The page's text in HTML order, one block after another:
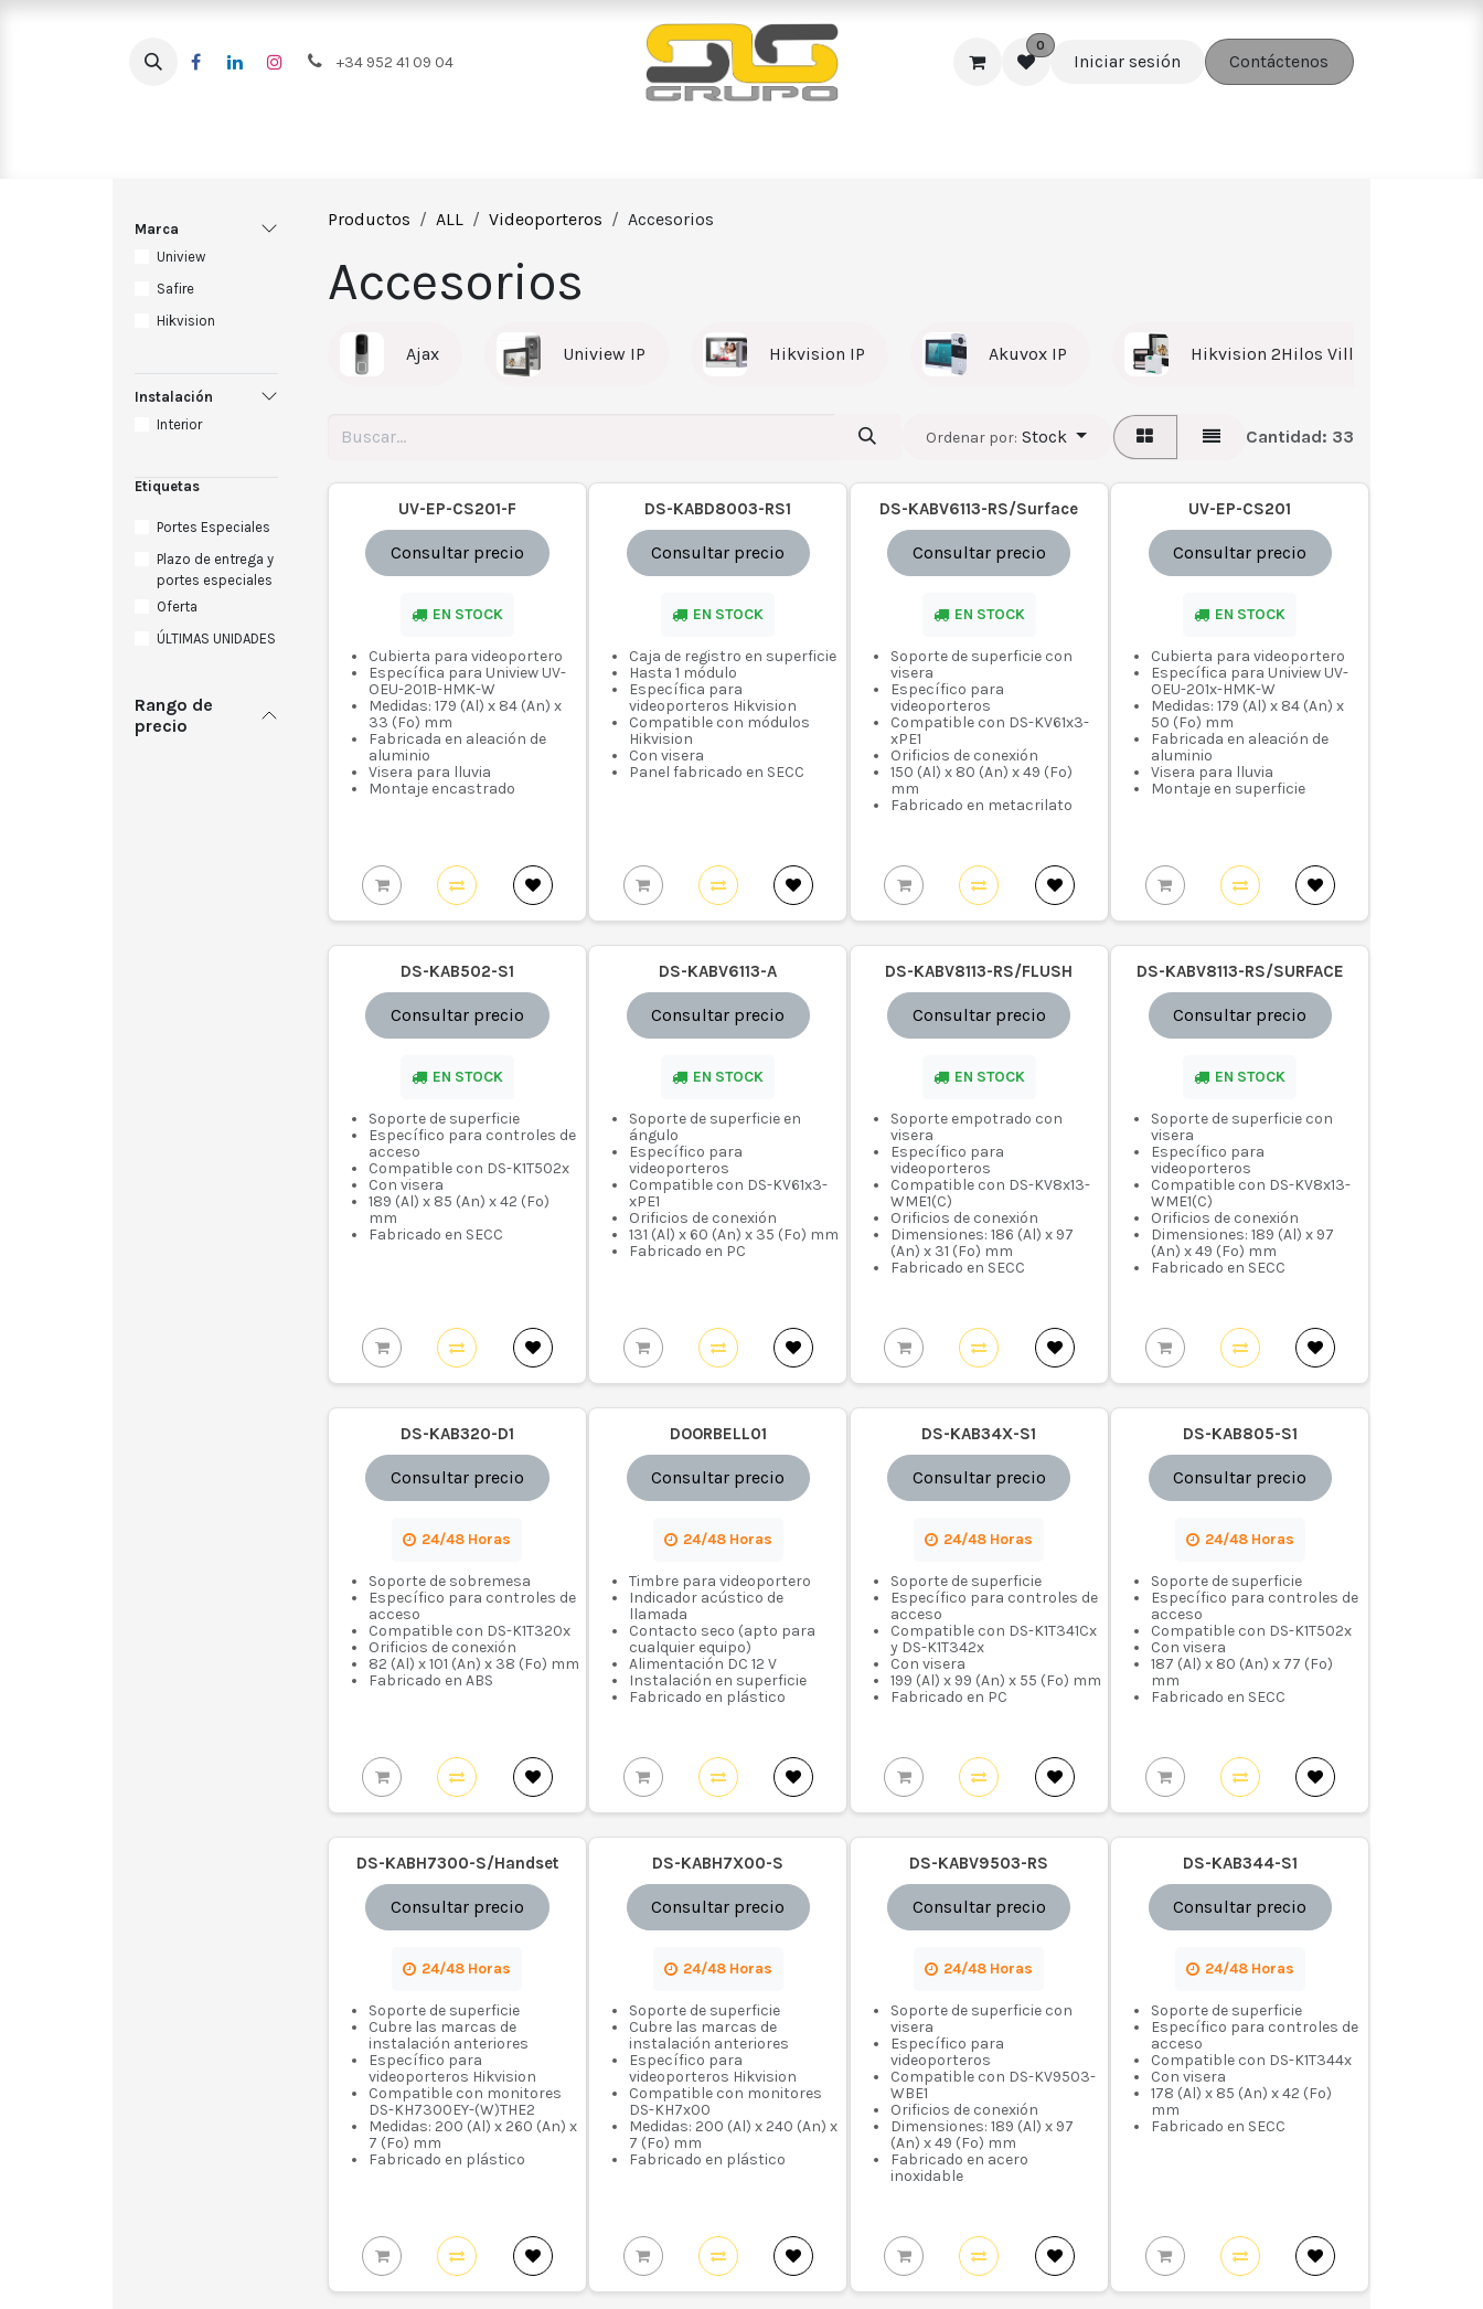
+34 952 41 09 04
0
Iniciar sesión Contáctenos
Marca
Uniview
Safire
Hikvision
Instalación
Interior
Etiquetas
Portes Especiales
Plazo de entrega y
portes especiales
Oferta
ÚLTIMAS UNIDADES
Rango de
precio
Productos ALL Videoporteros Accesorios
Accesorios
Ajax Uniview IP Hikvision IP Akuvox IP Hikvision 2Hilos Villa
Ordenar por: Stock Cantidad: 33
UV-EP-CS201-F
Consultar precio
EN STOCK
Cubierta para videoportero
Específica para Uniview UV-
OEU-201B-HMK-W
Medidas: 179 (Al) x 84 (An) x
33 (Fo) mm
Fabricada en aleación de
aluminio
Visera para lluvia
Montaje encastrado
DS-KABD8003-RS1
Consultar precio
EN STOCK
Caja de registro en superficie
Hasta 1 módulo
Específica para
videoporteros Hikvision
Compatible con módulos
Hikvision
Con visera
Panel fabricado en SECC
DS-KABV6113-RS/Surface
Consultar precio
EN STOCK
Soporte de superficie con
visera
Específico para
videoporteros
Compatible con DS-KV61x3-
xPE1
Orificios de conexión
150 (Al) x 80 (An) x 49 (Fo)
mm
Fabricado en metacrilato
UV-EP-CS201
Consultar precio
EN STOCK
Cubierta para videoportero
Específica para Uniview UV-
OEU-201x-HMK-W
Medidas: 179 (Al) x 84 (An) x
50 (Fo) mm
Fabricada en aleación de
aluminio
Visera para lluvia
Montaje en superficie
DS-KAB502-S1
Consultar precio
EN STOCK
Soporte de superficie
Específico para controles de
acceso
Compatible con DS-K1T502x
Con visera
189 (Al) x 85 (An) x 42 (Fo)
mm
Fabricado en SECC
DS-KABV6113-A
Consultar precio
EN STOCK
Soporte de superficie en
ángulo
Específico para
videoporteros
Compatible con DS-KV61x3-
xPE1
Orificios de conexión
131 (Al) x 60 (An) x 35 (Fo) mm
Fabricado en PC
DS-KABV8113-RS/FLUSH
Consultar precio
EN STOCK
Soporte empotrado con
visera
Específico para
videoporteros
Compatible con DS-KV8x13-
WME1(C)
Orificios de conexión
Dimensiones: 186 (Al) x 97
(An) x 31 (Fo) mm
Fabricado en SECC
DS-KABV8113-RS/SURFACE
Consultar precio
EN STOCK
Soporte de superficie con
visera
Específico para
videoporteros
Compatible con DS-KV8x13-
WME1(C)
Orificios de conexión
Dimensiones: 189 (Al) x 97
(An) x 49 (Fo) mm
Fabricado en SECC
DS-KAB320-D1
Consultar precio
24/48 Horas
Soporte de sobremesa
Específico para controles de
acceso
Compatible con DS-K1T320x
Orificios de conexión
82 (Al) x 101 (An) x 38 (Fo) mm
Fabricado en ABS
DOORBELL01
Consultar precio
24/48 Horas
Timbre para videoportero
Indicador acústico de
llamada
Contacto seco (apto para
cualquier equipo)
Alimentación DC 12 V
Instalación en superficie
Fabricado en plástico
DS-KAB34X-S1
Consultar precio
24/48 Horas
Soporte de superficie
Específico para controles de
acceso
Compatible con DS-K1T341Cx
y DS-K1T342x
Con visera
199 (Al) x 99 (An) x 55 (Fo) mm
Fabricado en PC
DS-KAB805-S1
Consultar precio
24/48 Horas
Soporte de superficie
Específico para controles de
acceso
Compatible con DS-K1T502x
Con visera
187 (Al) x 80 (An) x 77 (Fo)
mm
Fabricado en SECC
DS-KABH7300-S/Handset
Consultar precio
24/48 Horas
Soporte de superficie
Cubre las marcas de
instalación anteriores
Específico para
videoporteros Hikvision
Compatible con monitores
DS-KH7300EY-(W)THE2
Medidas: 200 (Al) x 260 (An) x
7 (Fo) mm
Fabricado en plástico
DS-KABH7X00-S
Consultar precio
24/48 Horas
Soporte de superficie
Cubre las marcas de
instalación anteriores
Específico para
videoporteros Hikvision
Compatible con monitores
DS-KH7x00
Medidas: 200 (Al) x 240 (An) x
7 (Fo) mm
Fabricado en plástico
DS-KABV9503-RS
Consultar precio
24/48 Horas
Soporte de superficie con
visera
Específico para
videoporteros
Compatible con DS-KV9503-
WBE1
Orificios de conexión
Dimensiones: 189 (Al) x 97
(An) x 49 (Fo) mm
Fabricado en acero
inoxidable
DS-KAB344-S1
Consultar precio
24/48 Horas
Soporte de superficie
Específico para controles de
acceso
Compatible con DS-K1T344x
Con visera
178 (Al) x 85 (An) x 42 (Fo)
mm
Fabricado en SECC